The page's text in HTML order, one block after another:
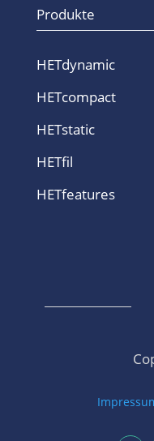
Produkte
HETdynamic
HETcompact
HETstatic
HETfil
HETfeatures